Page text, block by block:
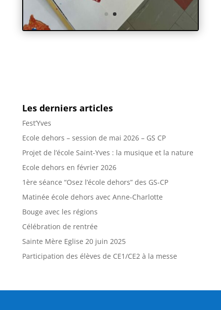
Les derniers articles
Fest’Yves
Ecole dehors – session de mai 2026 – GS CP
Projet de l’école Saint-Yves : la musique et la nature
Ecole dehors en février 2026
1ère séance “Osez l’école dehors” des GS-CP
Matinée école dehors avec Anne-Charlotte
Bouge avec les régions
Célébration de rentrée
Sainte Mère Eglise 20 juin 2025
Participation des élèves de CE1/CE2 à la messe